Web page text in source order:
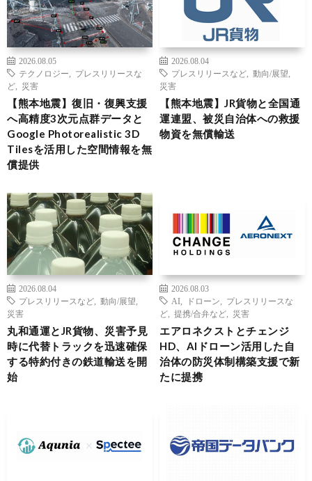
2026.08.05
テクノロジー
プレスリリースな
ど
災害
【熊本地震】復旧・復興支援
へ高精度3次元点群データと
Google Photorealistic 3D
Tilesを活用した空間情報を無
償提供
2026.08.04
プレスリリースなど
動向/展望
災害
【熊本地震】JR貨物と全国通
運連盟、被災自治体への救援
物資を無償輸送
2026.08.04
プレスリリースなど
動向/展望
災害
丸和通運とJR貨物、災害予見
時に代替トラックを迅速確保
する特約付きの鉄道輸送を開
始
2026.08.03
AI
ドローン
プレスリリースな
ど
提携/合弁など 災害
エアロネクストとチェンジ
HD、AIドローン活用した自
治体の防災体制構築支援で新
たに提携